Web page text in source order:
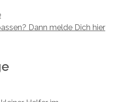
Dann melde Dich hier